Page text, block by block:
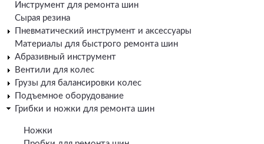
Инструмент для ремонта шин
Сырая резина
Пневматический инструмент и аксессуары
Материалы для быстрого ремонта шин
Абразивный инструмент
Вентили для колес
Грузы для балансировки колес
Подъемное оборудование
Грибки и ножки для ремонта шин
Ножки